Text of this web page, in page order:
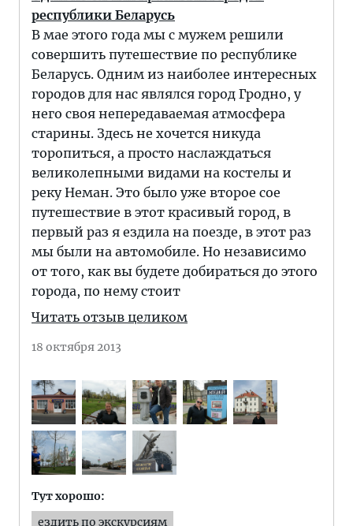
республики Беларусь
В мае этого года мы с мужем решили
совершить путешествие по республике
Беларусь. Одним из наиболее интересных
городов для нас являлся город Гродно, у
него своя непередаваемая атмосфера
старины. Здесь не хочется никуда
торопиться, а просто наслаждаться
великолепными видами на костелы и
реку Неман. Это было уже второе сое
путешествие в этот красивый город, в
первый раз я ездила на поезде, в этот раз
мы были на автомобиле. Но независимо
от того, как вы будете добираться до этого
города, по нему стоит
Читать отзыв целиком
18 октября 2013
Тут хорошо:
ездить по экскурсиям